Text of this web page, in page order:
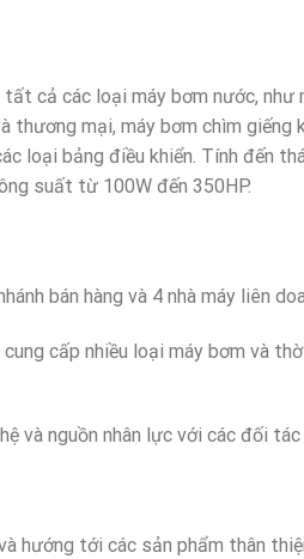
tất cả các loại máy bơm nước,
thương mại, máy bơm chìm
loại bảng điều khiển. Tính đến
suất từ 100W đến 350HP.
bán hàng và 4 nhà máy liên
cung cấp nhiều loại máy bơm và
và nguồn nhân lực với các đối
hướng tới các sản phẩm thân